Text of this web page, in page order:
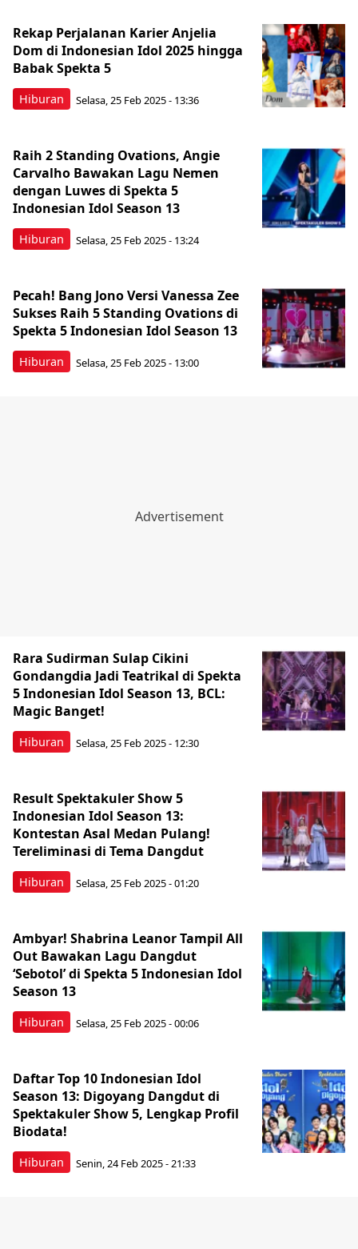
Hiburan
Rekap Perjalanan Karier Anjelia
Dom di Indonesian Idol 2025 hingga
Babak Spekta 5
Selasa, 25 Feb 2025 - 13:36
Hiburan
Raih 2 Standing Ovations, Angie
Carvalho Bawakan Lagu Nemen
dengan Luwes di Spekta 5
Indonesian Idol Season 13
Selasa, 25 Feb 2025 - 13:24
Hiburan
Pecah! Bang Jono Versi Vanessa Zee
Sukses Raih 5 Standing Ovations di
Spekta 5 Indonesian Idol Season 13
Selasa, 25 Feb 2025 - 13:00
Hiburan
Rara Sudirman Sulap Cikini
Gondangdia Jadi Teatrikal di Spekta
5 Indonesian Idol Season 13, BCL:
Magic Banget!
Selasa, 25 Feb 2025 - 12:30
Hiburan
Result Spektakuler Show 5
Indonesian Idol Season 13:
Kontestan Asal Medan Pulang!
Tereliminasi di Tema Dangdut
Selasa, 25 Feb 2025 - 01:20
Hiburan
Ambyar! Shabrina Leanor Tampil All
Out Bawakan Lagu Dangdut
‘Sebotol’ di Spekta 5 Indonesian Idol
Season 13
Selasa, 25 Feb 2025 - 00:06
Hiburan
Daftar Top 10 Indonesian Idol
Season 13: Digoyang Dangdut di
Spektakuler Show 5, Lengkap Profil
Biodata!
Senin, 24 Feb 2025 - 21:33